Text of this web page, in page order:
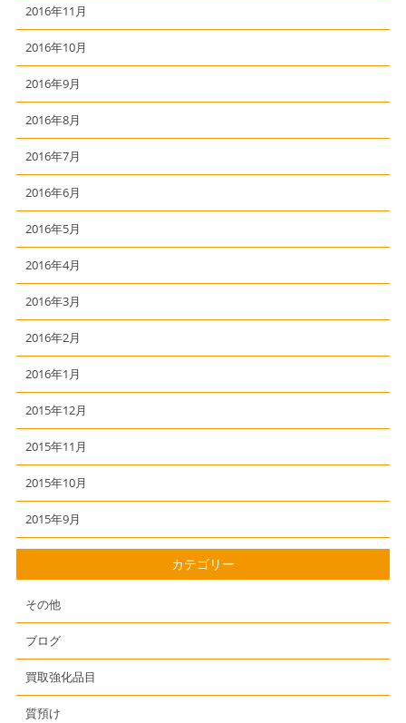
2016年11月
2016年10月
2016年9月
2016年8月
2016年7月
2016年6月
2016年5月
2016年4月
2016年3月
2016年2月
2016年1月
2015年12月
2015年11月
2015年10月
2015年9月
カテゴリー
その他
ブログ
買取強化品目
質預け